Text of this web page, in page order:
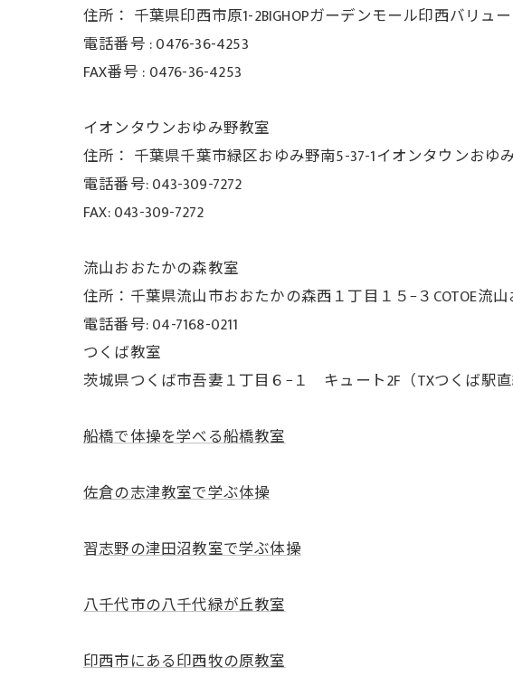
住所： 千葉県印西市原1-2BIGHOPガーデンモール印西バリュ
電話番号 :0476-36-4253
FAX番号 : 0476-36-4253
イオンタウンおゆみ野教室
住所： 千葉県千葉市緑区おゆみ野南5-37-1イオンタウンおゆ
電話番号: 043-309-7272
FAX: 043-309-7272
流山おおたかの森教室
住所：千葉県流山市おおたかの森西１丁目１５−３COTOE流山
電話番号: 04-7168-0211
つくば教室
茨城県つくば市吾妻１丁目６−１ キュート2F（TXつくば駅直
船橋で体操を学べる船橋教室
佐倉の志津教室で学ぶ体操
習志野の津田沼教室で学ぶ体操
八千代市の八千代緑が丘教室
印西市にある印西牧の原教室